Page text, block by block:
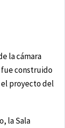
la cámara
construido
el proyecto del
la Sala